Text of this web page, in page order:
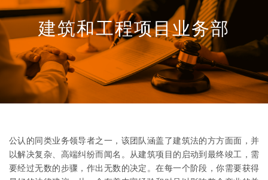
建筑和工程项目业务部
公认的同类业务领导者之一，该团队涵盖了建筑法的方方面面，并
以解决复杂、高端纠纷而闻名。从建筑项目的启动到最终竣工，需
要经过无数的步骤，作出无数的决定。在每一个阶段，你需要获得